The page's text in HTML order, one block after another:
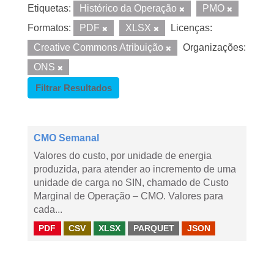
Etiquetas: Histórico da Operação
PMO
Formatos:
PDF XLSX
Licenças:
Creative Commons Atribuição
Organizações:
ONS
Filtrar Resultados
CMO Semanal
Valores do custo, por unidade de energia
produzida, para atender ao incremento de uma
unidade de carga no SIN, chamado de Custo
Marginal de Operação – CMO. Valores para
cada...
PDF CSV XLSX PARQUET JSON